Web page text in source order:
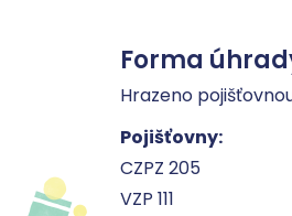
Forma
Hrazeno
Pojišťovny:
CZPZ 205
VZP 111